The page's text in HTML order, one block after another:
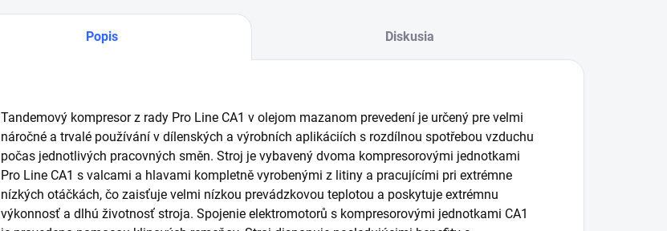
Popis Diskusia
Tandemový kompresor z rady Pro Line CA1 v olejom mazanom prevedení je určený pre velmi
náročné a trvalé používání v dílenských a výrobních aplikáciích s rozdílnou spotřebou vzduchu
počas jednotlivých pracovných směn. Stroj je vybavený dvoma kompresorovými jednotkami
Pro Line CA1 s valcami a hlavami kompletně vyrobenými z litiny a pracujícími pri extrémne
nízkých otáčkách, čo zaisťuje velmi nízkou prevádzkovou teplotou a poskytuje extrémnu
výkonnosť a dlhú životnosť stroja. Spojenie elektromotorů s kompresorovými jednotkami CA1